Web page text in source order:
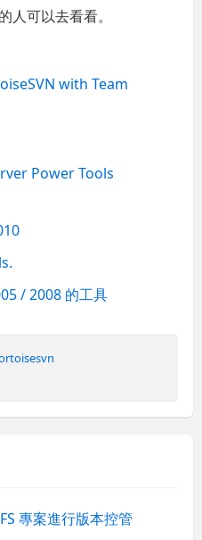
人可以去看看。
with Team
Power Tools
/ 2008 的工具
專案進行版本控管